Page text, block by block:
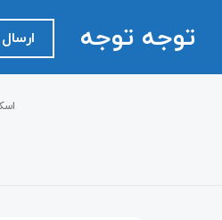
توجه توجه ارسال